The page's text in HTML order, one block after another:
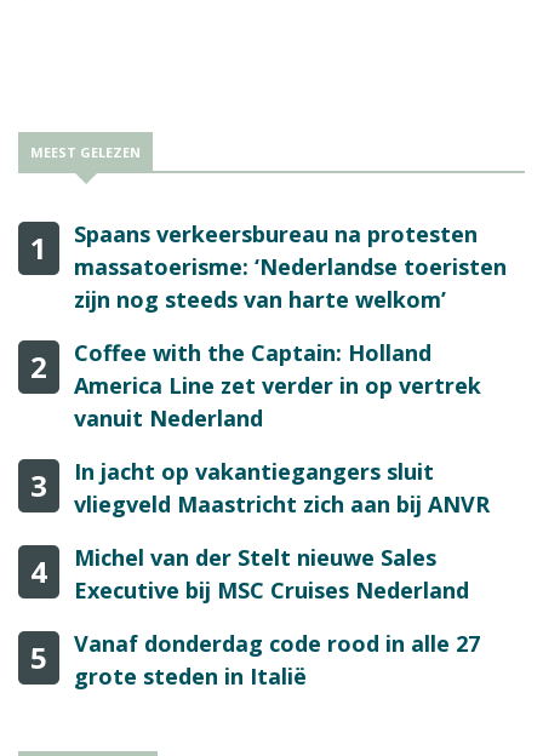
MEEST GELEZEN
1
Spaans verkeersbureau na protesten
massatoerisme: ‘Nederlandse toeristen
zijn nog steeds van harte welkom’
2
Coffee with the Captain: Holland
America Line zet verder in op vertrek
vanuit Nederland
3
In jacht op vakantiegangers sluit
vliegveld Maastricht zich aan bij ANVR
4
Michel van der Stelt nieuwe Sales
Executive bij MSC Cruises Nederland
5
Vanaf donderdag code rood in alle 27
grote steden in Italië